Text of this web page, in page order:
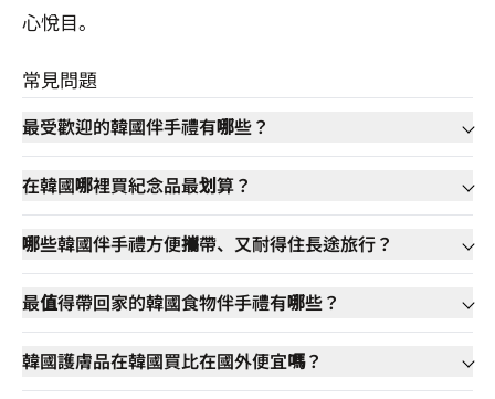
心悅目。
常見問題
最受歡迎的韓國伴手禮有哪些？
在韓國哪裡買紀念品最划算？
哪些韓國伴手禮方便攜帶、又耐得住長途旅行？
最值得帶回家的韓國食物伴手禮有哪些？
韓國護膚品在韓國買比在國外便宜嗎？